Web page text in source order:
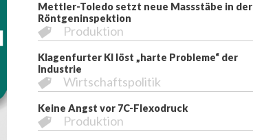
Mettler-Toledo setzt neue Massstäbe in der
Röntgeninspektion
Produktion
Klagenfurter KI löst „harte Probleme“ der
Industrie
Wirtschaftspolitik
Keine Angst vor 7C-Flexodruck
Produktion